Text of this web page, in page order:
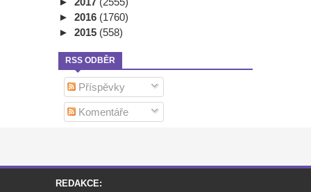
► 2016 (1760)
► 2015 (558)
RSS ODBĚR
Příspěvky
Komentáře
REDAKCE: